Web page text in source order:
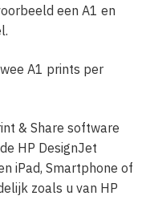
een A1 en
A1 prints per
& Share software
HP DesignJet
iPad, Smartphone of
zoals u van HP